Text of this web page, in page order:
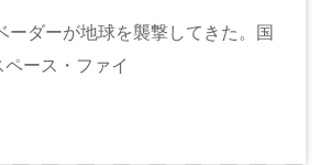
ーダーが地球を襲撃してきた。国
ース・ファイ